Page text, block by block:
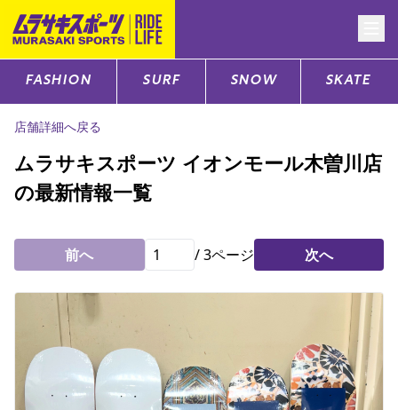
CATEGORY
サーフTOP
スノーTOP
スケートTOP
CONTENTS SUPPORT
FASHION SURF SNOW SKATE
店舗詳細へ戻る
ムラサキスポーツ イオンモール木曽川店
の最新情報一覧
前へ /3ページ 次へ